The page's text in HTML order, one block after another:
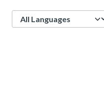
Language